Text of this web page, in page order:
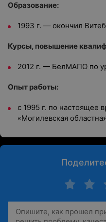
Образование:
1993 г. — окончил
Курсы, повышение
2012 г. — БелМАПО по
Опыт работы:
с 1995 г. по настоящее
«Могилевская